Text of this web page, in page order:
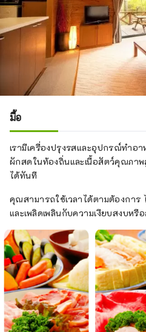
มื้อ
เรามีเครื่องปรุงรสและอุปกรณ์ทำอา
ผักสดในท้องถิ่นและเนื้อสัตว์คุณภา
ได้ทันที
คุณสามารถใช้เวลาได้ตามต้องกา
และเพลิดเพลินกับความเงียบสงบห